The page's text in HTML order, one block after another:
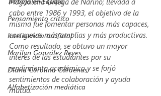
Pensamiento crítico
Inteligencia artificial
Marilyn González Reyes
Diana Carolina Cárdenas
Alfabetización mediática
cabo entre 1986 y 1993, el objetivo de la
misma fue fomentar personas más capaces,
con metas más amplias y más productivas.
Como resultado, se obtuvo un mayor
interés de las estudiantes por su
rendimiento académico y se forjó
sentimientos de colaboración y ayuda
mutua.